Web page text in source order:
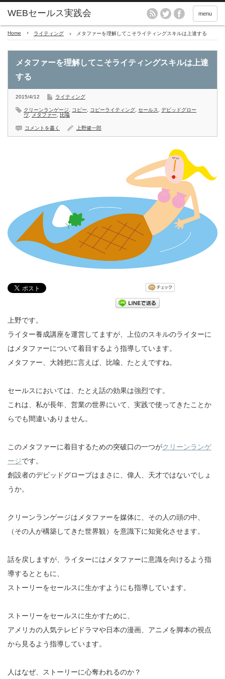
menu
Home ライティング メタファーを理解してこそライティングスキルは上達する
メタファーを理解してこそライティングスキルは上達
する
2015/4/12 ライティング
クリーンランゲージ コピー コピーライティング セールス
デビッドグロー
ヴ, メタファー 比喩
コメントを書く 上野健一郎
上野です。
ライター養成講座を運営してますが、上位のスキルのライターに
はメタファーについて着目するよう指導しています。
メタファー、大雑把に言えば、比喩、たとえですね。
セールスにおいては、たとえ話の効果は強烈です。
これは、私が長年、営業の世界にいて、実践で使ってきたことか
らでも間違いありません。
このメタファーに着目するための突破口の一つがクリーンランゲ
ージです。
創設者のデビッドグローブはまさに、偉人、天才ではないでしょ
うか。
クリーンランゲージはメタファーを媒体に、その人の頭の中、
（その人が構築してきた世界観）を意識下に知覚化させます。
話を戻しますが、ライターにはメタファーに意識を向けるよう指
導するとともに、
ストーリーをセールスに生かすようにも指導しています。
ストーリーをセールスに生かすために、
アメリカの人気テレビドラマや日本の漫画、アニメを脚本の視点
から見るよう指導しています。
人はなぜ、ストーリーに心奪われるのか？